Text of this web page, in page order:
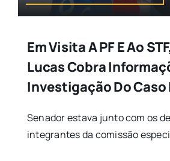
Em Visita A PF E Ao
Lucas Cobra
Investigação Do Caso
Senador estava junto com os
integrantes da comissão